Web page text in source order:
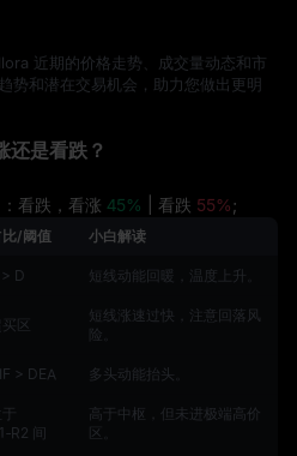
近期的价格走势、成交量动态和市
势和潜在交易机会，助力您做出更明
还是看跌？
看跌，看涨 45% | 看跌 55%;
比/阈值 小白解读
D 短线动能回暖，温度上升。
买区
短线涨速过快，注意回落风
险。
> DEA 多头动能抬头。
间
高于中枢，但未进极端高价
区。